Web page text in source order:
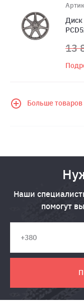
Диск
13
Больше товаров
Наши
помогут